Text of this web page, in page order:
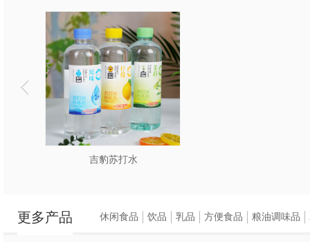
产品特点：黄金产地直
浓郁。
电解质补给神器：富含
锁鲜工艺：采用NFC无
配料表干净，喝着更放
100%砂糖桔
吉豹苏打水
更多产品 休闲食品 饮品 乳品 方便食品 粮油调味品